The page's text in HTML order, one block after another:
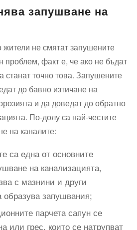
запушване на
жители не смятат запушените
проблем, факт е, че ако не бъдат
станат точно това. Запушените
до бавно изтичане на
и да доведат до обратно
По-долу са най-честите
на каналите:
са една от основните
на канализацията,
с мазнини и други
запушвания;
парчета сапун се
или грес, които се натрупват